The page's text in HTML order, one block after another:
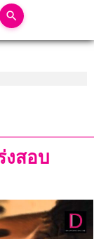
งสอบ